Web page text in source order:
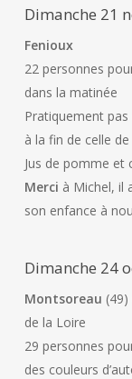
Dimanche 21
Fenioux
22 personnes
dans la matinée
Pratiquement
à la fin de celle
Jus de pomme et
Merci à Michel, il
son enfance à
Dimanche 24
Montsoreau
de la Loire
29 personnes
des couleurs